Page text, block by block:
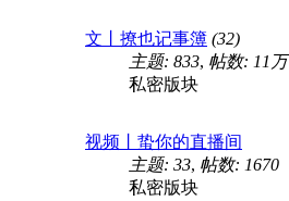
文丨撩也记事簿 (32)
主题: 833, 帖数: 11万
私密版块
视频丨蛰你的直播间
主题: 33, 帖数: 1670
私密版块